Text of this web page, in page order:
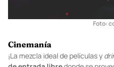
Foto:
Cinemanía
¡La mezcla ideal de películas y